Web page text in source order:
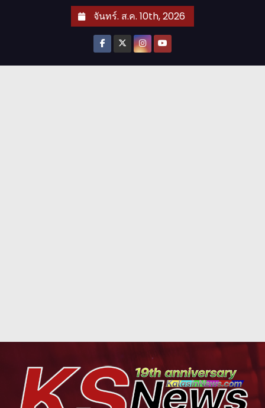
จันทร์. ส.ค. 10th, 2026